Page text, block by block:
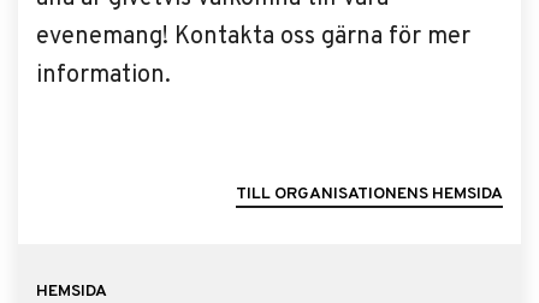
HEMSIDA
evenemang! Kontakta oss gärna för mer
information.
TILL ORGANISATIONENS HEMSIDA